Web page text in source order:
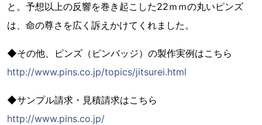
と。予想以上の反響を巻き起こした22ｍｍの丸いピンズ
は、命の尊さを広く訴えかけてくれました。
◆その他、ピンズ（ピンバッジ）の製作実例はこちら
http://www.pins.co.jp/topics/jitsurei.html
◆サンプル請求・見積請求はこちら
http://www.pins.co.jp/